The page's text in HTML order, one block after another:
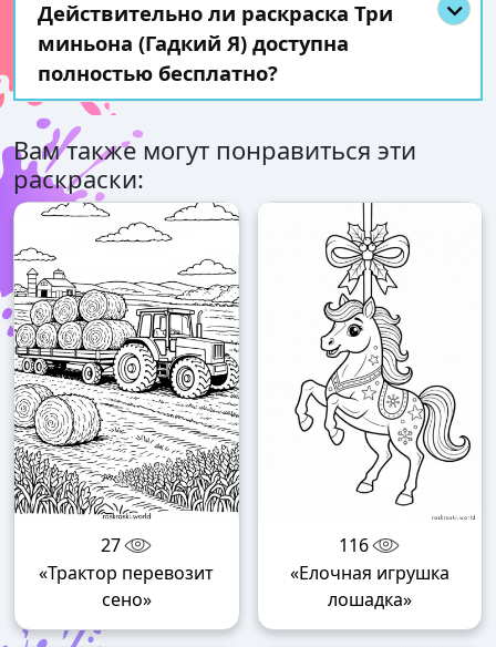
Действительно ли раскраска Три
миньона (Гадкий Я) доступна
полностью бесплатно?
Вам также могут понравиться эти
раскраски:
27
«Трактор перевозит
сено»
116
«Елочная игрушка
лошадка»